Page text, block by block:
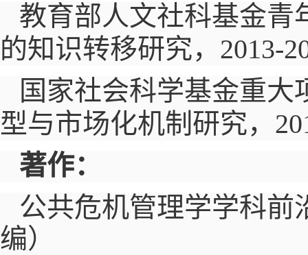
教育部人文社科基金青
的知识转移研究， 2013-
国家社会科学基金重
型与市场化机制研究，
著作：
公共危机管理学学科前
编）